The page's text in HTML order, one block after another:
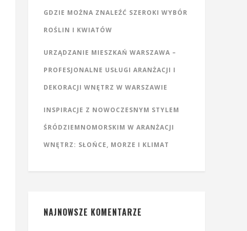
GDZIE MOŻNA ZNALEŹĆ SZEROKI WYBÓR
ROŚLIN I KWIATÓW
URZĄDZANIE MIESZKAŃ WARSZAWA –
PROFESJONALNE USŁUGI ARANŻACJI I
DEKORACJI WNĘTRZ W WARSZAWIE
INSPIRACJE Z NOWOCZESNYM STYLEM
ŚRÓDZIEMNOMORSKIM W ARANŻACJI
WNĘTRZ: SŁOŃCE, MORZE I KLIMAT
NAJNOWSZE KOMENTARZE